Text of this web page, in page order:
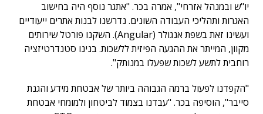
יו"ש ובמנהל אזרחי", אמרה בכר. "אתגר נוסף היה בחישוב
האגרות ותהליכי העבודה השונים. נדרשנו לבנות אתרים ייעודיים
ועשינו זאת בשפת אנגולר (Angular). השקנו פורטל שירותים
מקוון, המייתר את ההגעה הפיזית ללשכות. בנינו סטנדרטיזציה
רוחבית לתשע לשכות שפעלו במנותק".
"הקפדנו לפעול ברמה הגבוהה ביותר של אבטחת מידע והגנת
סייבר", הוסיפה בכר. "עבדנו בצמוד לביטחון ולמומחי אבטחת